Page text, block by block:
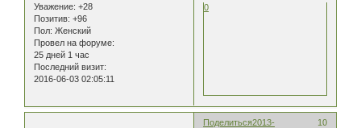
Уважение: +28
Позитив: +96
Пол: Женский
Провел на форуме:
25 дней 1 час
Последний визит:
2016-06-03 02:05:11
0
Поделиться 10
2013-